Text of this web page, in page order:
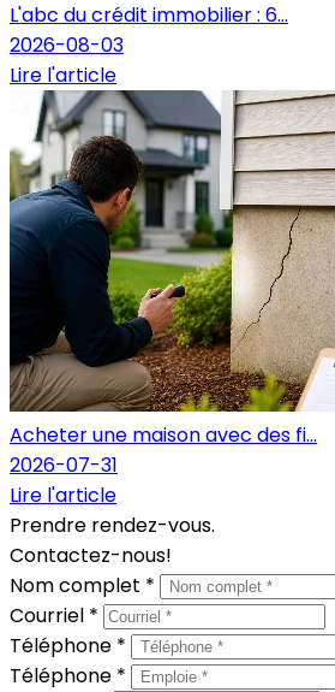
L'abc du crédit immobilier : 6...
2026-08-03
Lire l'article
Acheter une maison avec des fi...
2026-07-31
Lire l'article
Prendre rendez-vous.
Contactez-nous!
Nom complet *
Courriel *
Téléphone *
Téléphone *